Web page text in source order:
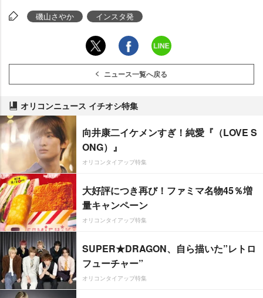
磯山さやか インスタ発
ニュース一覧へ戻る
オリコンニュース イチオシ特集
向井康二イケメンすぎ！純愛『（LOVE S
ONG）』
オリコンタイアップ特集
大好評につき再び！ファミマ名物45％増
量キャンペーン
オリコンタイアップ特集
SUPER★DRAGON、自ら描いた”レトロ
フューチャー”
オリコンタイアップ特集